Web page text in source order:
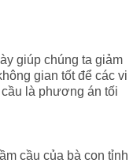
giúp chúng ta giảm
gian tốt để các vi
là phương án tối
cầu của bà con tỉnh